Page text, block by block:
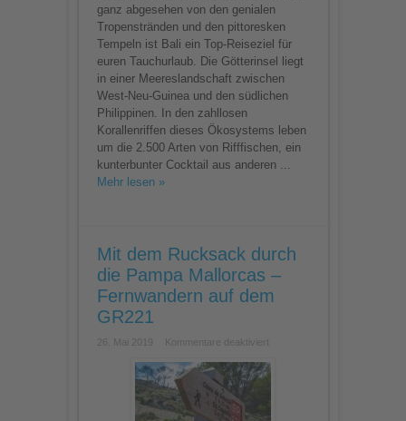
ganz abgesehen von den genialen
Tropenstränden und den pittoresken
Tempeln ist Bali ein Top-Reiseziel für
euren Tauchurlaub. Die Götterinsel liegt
in einer Meereslandschaft zwischen
West-Neu-Guinea und den südlichen
Philippinen. In den zahllosen
Korallenriffen dieses Ökosystems leben
um die 2.500 Arten von Rifffischen, ein
kunterbunter Cocktail aus anderen ...
Mehr lesen »
Mit dem Rucksack durch
die Pampa Mallorcas –
Fernwandern auf dem
GR221
26. Mai 2019 Kommentare deaktiviertfür
dem
Rucksack